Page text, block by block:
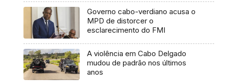
Governo cabo-verdiano acusa o
MPD de distorcer o
esclarecimento do FMI
A violência em Cabo Delgado
mudou de padrão nos últimos
anos